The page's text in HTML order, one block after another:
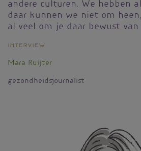
andere culturen. We hebben
daar kunnen we niet om
al veel om je daar bewust
Interview
Mara Ruijter
gezondheidsjournalist